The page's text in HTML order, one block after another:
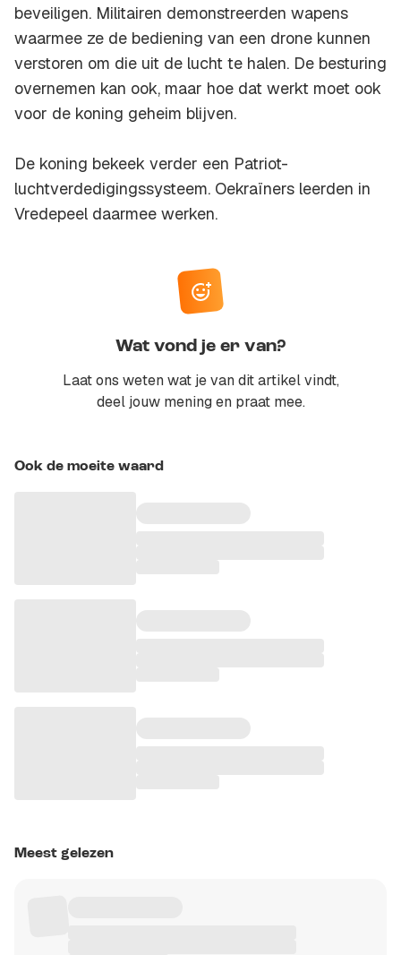
beveiligen. Militairen demonstreerden wapens
waarmee ze de bediening van een drone kunnen
verstoren om die uit de lucht te halen. De besturing
overnemen kan ook, maar hoe dat werkt moet ook
voor de koning geheim blijven.
De koning bekeek verder een Patriot-
luchtverdedigingssysteem. Oekraïners leerden in
Vredepeel daarmee werken.
Wat vond je er van?
Laat ons weten wat je van dit artikel vindt,
deel jouw mening en praat mee.
Ook de moeite waard
Meest gelezen